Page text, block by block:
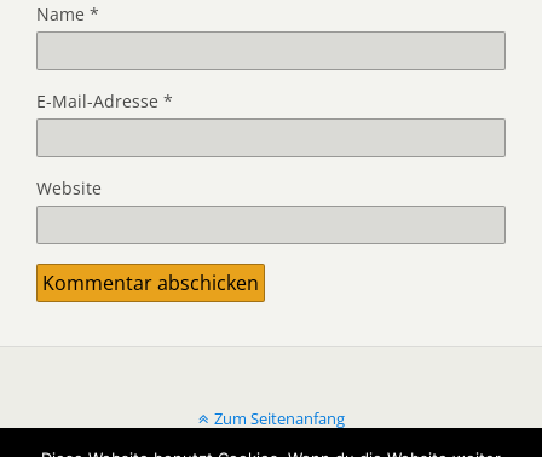
Name *
E-Mail-Adresse *
Website
Zum Seitenanfang